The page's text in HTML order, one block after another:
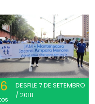
DESFILE 7 DE SETEMBRO
/ 2018